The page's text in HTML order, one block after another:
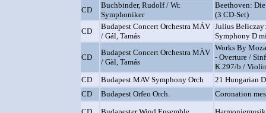
CD
Buchbinder, Rudolf / Wr.
Symphoniker
Beethoven:
(3 CD-Set)
CD
Budapest Concert Orchestra MÁV
/ Gál, Tamás
Julius
Symphony D
CD
Budapest Concert Orchestra MÀV
/ Gàl, Tamás
Works By
- Overture /
K.297/b /
CD
Budapest MAV Symphony Orch
21 Hungarian
CD
Budapest Orfeo Orch.
Coronation